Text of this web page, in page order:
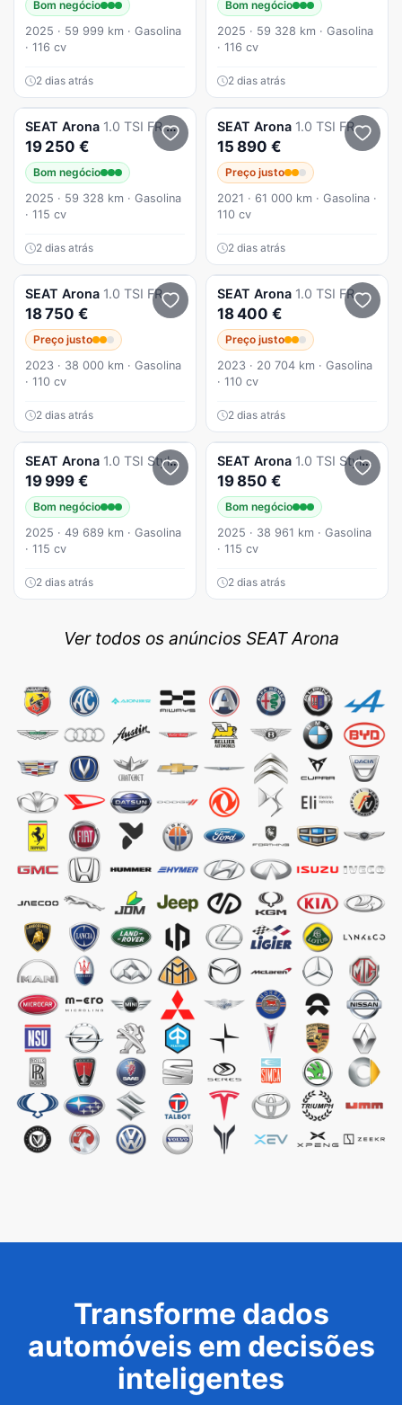
Bom negócio
2025 · 59 999 km · Gasolina
· 116 cv
2 dias atrás
Bom negócio
2025 · 59 328 km · Gasolina
· 116 cv
2 dias atrás
SEAT Arona 1.0 TSI FR DSG
19 250 €
Bom negócio
2025 · 59 328 km · Gasolina
· 115 cv
2 dias atrás
SEAT Arona 1.0 TSI FR
15 890 €
Preço justo
2021 · 61 000 km · Gasolina ·
110 cv
2 dias atrás
SEAT Arona 1.0 TSI FR
18 750 €
Preço justo
2023 · 38 000 km · Gasolina
· 110 cv
2 dias atrás
SEAT Arona 1.0 TSI FR
18 400 €
Preço justo
2023 · 20 704 km · Gasolina
· 110 cv
2 dias atrás
SEAT Arona 1.0 TSI Style DSG
19 999 €
Bom negócio
2025 · 49 689 km · Gasolina
· 115 cv
2 dias atrás
SEAT Arona 1.0 TSI Style DSG
19 850 €
Bom negócio
2025 · 38 961 km · Gasolina
· 115 cv
2 dias atrás
Ver todos os anúncios SEAT Arona
Transforme dados
automóveis em decisões
inteligentes